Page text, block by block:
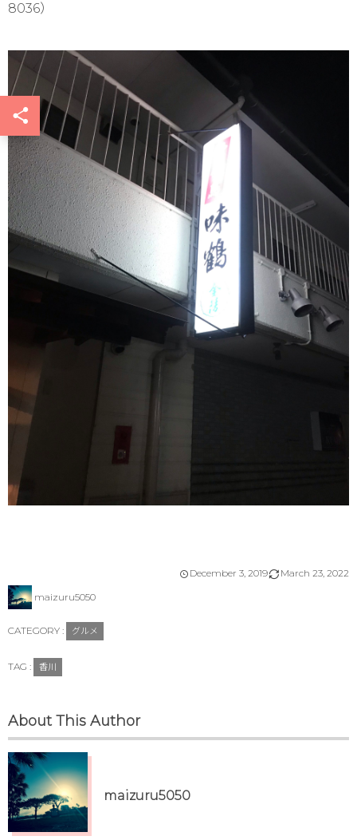
8036）
December 3,2019 March 23, 2022
maizuru5050
CATEGORY : グルメ
TAG : 香川
About This Author
maizuru5050